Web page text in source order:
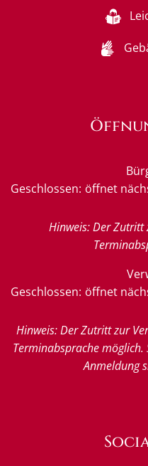
Klicken, um weitere
Geschlossen: öffnet
Hinweis: Der
Klicken, um weitere
Geschlossen: öffnet
Hinweis: Der Zutritt zur
Terminabsprache
Anmeldung